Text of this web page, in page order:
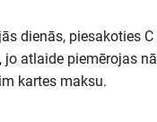
dienās, piesakoties
jo atlaide piemērojas
kartes maksu.